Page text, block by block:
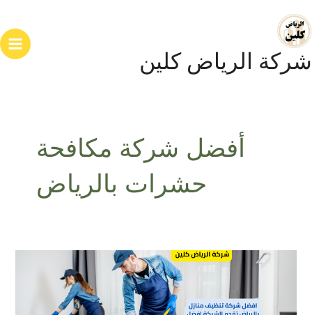
إلى
المحتوى
شركة الرياض كلين
أفضل شركة مكافحة
حشرات بالرياض